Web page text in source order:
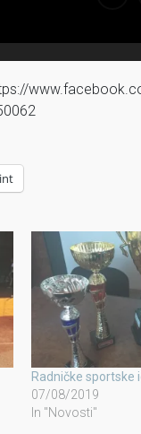
Radničke sportske
07/08/2019
In "Novosti"